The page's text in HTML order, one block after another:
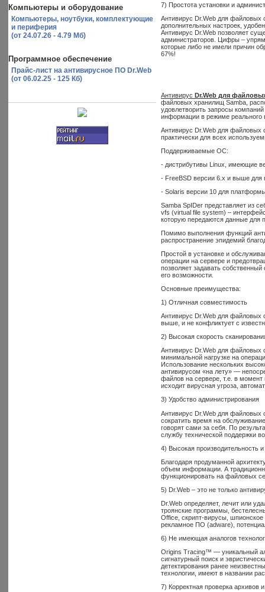
Компьютеры и оборудование
Компьютеры, ноутбуки, комплектующие
и периферия
(от 24.07.26 - 4.79 Мб)
Программное обеспечение
Прайс-лист на антивирусное ПО Dr.Web
(от 06.02.25 - 125 Кб)
7) Простота установки и
Антивирус Dr.Web для файловых
дополнительных настроек,
Антивирус Dr.Web позволяет
администраторов. Цифры –
которые либо не имели причин
67%!
Антивирус Dr.Web для
файловых хранилищ Samba,
удовлетворить запросы
информации в режиме реального
Антивирус Dr.Web для файловых
практически для всех
Поддерживаемые ОС:
- дистрибутивы Linux, имеющие
- FreeBSD версии 6.х и выше
- Solaris версии 10 для
Samba SpIDer представляет из
vfs (virtual file system) –
которую передаются данные для
Помимо выполнения функций
распространение эпидемий
Простой в установке и
операции на сервере и
позволяет задавать
его возможности.
Основные преимущества:
1) Отличная совместимость
Антивирус Dr.Web для файловых
выше, и не конфликтует с
2) Высокая скорость
Антивирус Dr.Web для файловых
минимальной нагрузке на
Использование нескольких
антивирусом «на лету» —
файлов на сервере, т.е. в
исходит вирусная угроза,
3) Удобство администрирования
Антивирус Dr.Web для файловых
сократить время на
говорят сами за себя. По
службу технической поддержки
4) Высокая производительность
Благодаря продуманной
объем информации. А
функционировать на файловых
5) Dr.Web – это не только
Dr.Web определяет, лечит или
троянские программы,
Office, скрипт-вирусы,
рекламное ПО (adware),
6) Не имеющая аналогов
Origins Tracing™ — уникальный
сигнатурный поиск и
детектирования ранее
технологии, имеют в названии
7) Корректная проверка архивов